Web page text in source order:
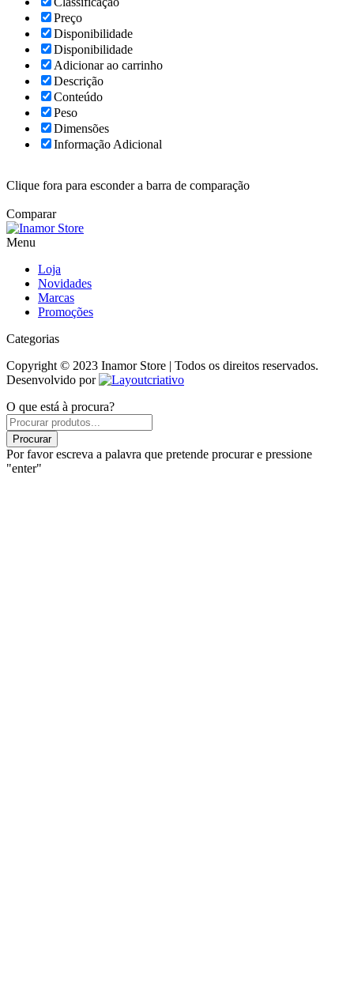
Preço
Disponibilidade
Disponibilidade
Adicionar ao carrinho
Descrição
Conteúdo
Peso
Dimensões
Informação Adicional
Clique fora para esconder a barra de comparação
Comparar
Menu
Loja
Novidades
Marcas
Promoções
Categorias
Copyright © 2023 Inamor Store | Todos os direitos reservados.
Desenvolvido por
O que está à procura?
Products
search
Procurar
Por favor escreva a palavra que pretende procurar e pressione
"enter"